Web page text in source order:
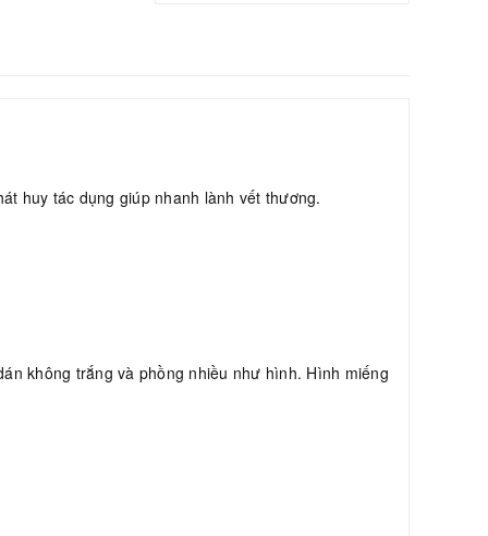
huy tác dụng giúp nhanh lành vết thương.
không trắng và phồng nhiều như hình. Hình miếng